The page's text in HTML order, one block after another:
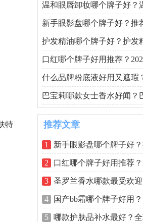
特
温和眼唇卸妆哪个牌子好？
新手眼影盘哪个牌子好？推
护发精油哪个牌子好？护发
口红哪个牌子好用推荐？
什么品牌粉底液好用又遮瑕
巴宝莉哪款女士香水好闻？
推荐文章
1 新手眼影盘哪个牌子好？推荐
2 口红哪个牌子好用推荐？2022
3 圣罗兰香水哪款最受欢迎？圣
4 国产bb霜哪个牌子好用？国产
5 哪款护肤品补水最好？全球公